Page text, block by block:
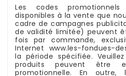
Les codes
disponibles à la vente que
cadre de campagnes
de validité limitée) peuvent
fois par commande,
Internet www.les-fondues-
la période spécifiée.
produits peuvent être
promotionnelle. En